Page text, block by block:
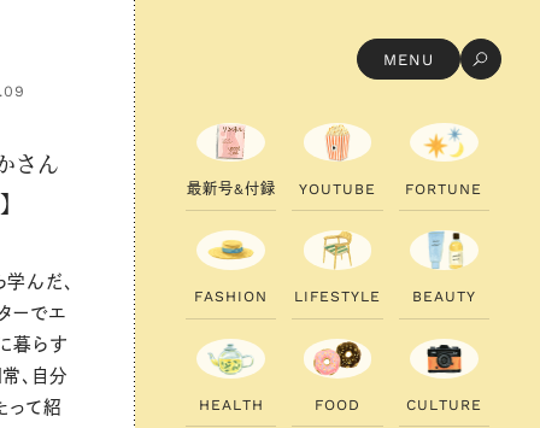
MENU
さん
んだ、
ーでエ
暮らす
、自分
って紹
最新号&付録 YOUTU B E FORTU N E
FAS H ION LI FESTYLE B EAUTY
H EALTH FOOD CU LTU RE